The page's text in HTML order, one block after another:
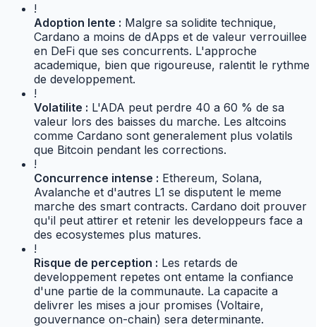
!
Adoption lente : Malgre sa solidite technique,
Cardano a moins de dApps et de valeur verrouillee
en DeFi que ses concurrents. L'approche
academique, bien que rigoureuse, ralentit le rythme
de developpement.
!
Volatilite : L'ADA peut perdre 40 a 60 % de sa
valeur lors des baisses du marche. Les altcoins
comme Cardano sont generalement plus volatils
que Bitcoin pendant les corrections.
!
Concurrence intense : Ethereum, Solana,
Avalanche et d'autres L1 se disputent le meme
marche des smart contracts. Cardano doit prouver
qu'il peut attirer et retenir les developpeurs face a
des ecosystemes plus matures.
!
Risque de perception : Les retards de
developpement repetes ont entame la confiance
d'une partie de la communaute. La capacite a
delivrer les mises a jour promises (Voltaire,
gouvernance on-chain) sera determinante.